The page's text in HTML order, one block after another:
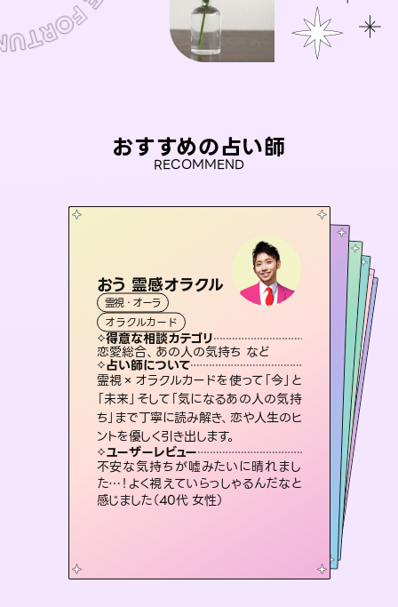
おすすめの占い師
RECOMMEND
おう 霊感オラクル
霊視・オーラ
オラクルカード
得意な相談カテゴリ
恋愛総合、あの人の気持ち など
占い師について
霊視×オラクルカードを使って「今」と
「未来」そして「気になるあの人の気持
ち」まで丁寧に読み解き、恋や人生のヒ
ントを優しく引き出します。
ユーザーレビュー
不安な気持ちが嘘みたいに晴れまし
た…！よく視えていらっしゃるんだなと
感じました（40代 女性）
アイリス -iris-
西洋占星術
ルーン
得意な相談カテゴリ
恋愛総合、片想い、二人の未来 など
占い師について
復縁、恋愛、不倫の行方、同性愛や片
思い、仕事関係や借金問題まで知りた
いことや心の負担になっていることを
紐解き、背中をそっと押して導きます。
ユーザーレビュー
安心感のあり、言い切ってくれる所や濁
さない鑑定のおかげで、毎回自分の気
持ちを整えられます（30代 男性）
セラピスト理恵
霊視・オーラ
スピリチュアル・リーディング
得意な相談カテゴリ
片想い、二人の未来、年の差 など
占い師について
連絡再開、復縁、成就などの報告実績
多数。セラピストとして2万超の施術経
験があるからこそできる鑑定で、より良
い未来をサポートします。
ユーザーレビュー
とても心温まる鑑定でした。しかもこち
らは何も言っていないのに視えていらっ
しゃるんだなと驚きです（30代女性）
彗望
霊視・オーラ
スピリチュアル・リーディング
得意な相談カテゴリ
片想い、あの人の気持ち、復縁 など
占い師について
3,700年以上の歴史を持つ東洋最古の占術「易占」で詳細まで占い、幸せへ向かう道筋を示します。厳しい結果にも具体的な対策をお伝えします。
ユーザーレビュー
複雑な背景もしっかり聞いて鑑定して
いただけました。気持ちが楽になりまし
た（50代 女性）
スピリチュアル・リーディング
得意な相談カテゴリ
片想い、あの人の気持ち、復縁 など
占い師について
恋愛のお悩みの中でも特に「曖昧な関
係」の相談を得意としており、友達以上
恋人未満なお相手との今後や本音を丁
寧に読み解き恋愛成就へと導きます。
ユーザーレビュー
鑑定していただいてアドバイス通りに行
動すると仲が復活してきました。ありが
とうございました（40代 女性）
霊視・オーラ 心理学
スピリチュアル・リーディング
得意な相談カテゴリ
出逢い、片想い、復縁 など
占い師について
未来には何パターンもの選択肢があり
ます。不安で視えにくくなっているあな
たの素敵な未来を見つけ、その未来を
選択できるようアドバイスします。
ユーザーレビュー
職場の人の性質や人間関係、本心など
本当によく視えていてびっくり。対策が
打てて前向きになれます（40代）